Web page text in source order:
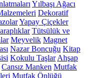
Yılbaşı Ağacı
Dekoratif
Yapay Çiçekler
Tütsülük ve
Meyvelik Magnet
Nazar Boncuğu Kitap
Kokulu Taşlar Ahşap
Cansız Manken Mutfak
Mutfak Önlüğü